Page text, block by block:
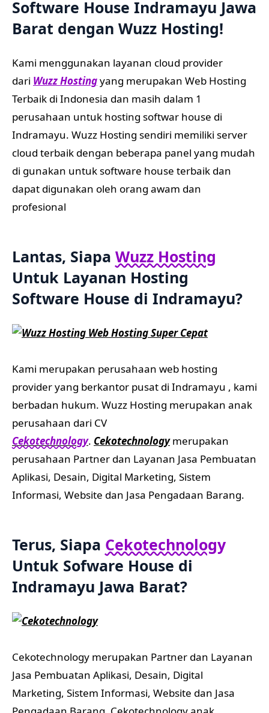
Software House Indramayu Jawa
Barat dengan Wuzz Hosting!
Kami menggunakan layanan cloud provider
dari Wuzz Hostingyang merupakan Web Hosting
Terbaik di Indonesia dan masih dalam 1
perusahaan untuk hosting softwar house di
Indramayu. Wuzz Hosting sendiri memiliki server
cloud terbaik dengan beberapa panel yang mudah
di gunakan untuk software house terbaik dan
dapat digunakan oleh orang awam dan
profesional
Lantas, Siapa Wuzz Hosting
Untuk Layanan Hosting
Software House di Indramayu?
Kami merupakan perusahaan web hosting
provider yang berkantor pusat di Indramayu , kami
berbadan hukum. Wuzz Hosting merupakan anak
perusahaan dari CV
Cekotechnology. Cekotechnologymerupakan
perusahaan Partner dan Layanan Jasa Pembuatan
Aplikasi, Desain, Digital Marketing, Sistem
Informasi, Website dan Jasa Pengadaan Barang.
Terus, Siapa Cekotechnology
Untuk Sofware House di
Indramayu Jawa Barat?
Cekotechnology merupakan Partner dan Layanan
Jasa Pembuatan Aplikasi, Desain, Digital
Marketing, Sistem Informasi, Website dan Jasa